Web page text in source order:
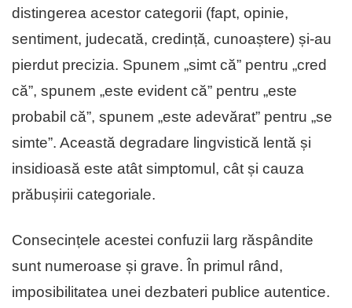
distingerea acestor categorii (fapt, opinie,
sentiment, judecată, credință, cunoaștere) și-au
pierdut precizia. Spunem „simt că” pentru „cred
că”, spunem „este evident că” pentru „este
probabil că”, spunem „este adevărat” pentru „se
simte”. Această degradare lingvistică lentă și
insidioasă este atât simptomul, cât și cauza
prăbușirii categoriale.
Consecințele acestei confuzii larg răspândite
sunt numeroase și grave. În primul rând,
imposibilitatea unei dezbateri publice autentice.